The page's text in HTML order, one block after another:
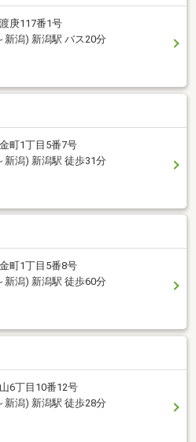
庚117番1号
新潟) 新潟駅 バス20分
町1丁目5番7号
新潟) 新潟駅 徒歩31分
町1丁目5番8号
新潟) 新潟駅 徒歩60分
6丁目10番12号
新潟) 新潟駅 徒歩28分